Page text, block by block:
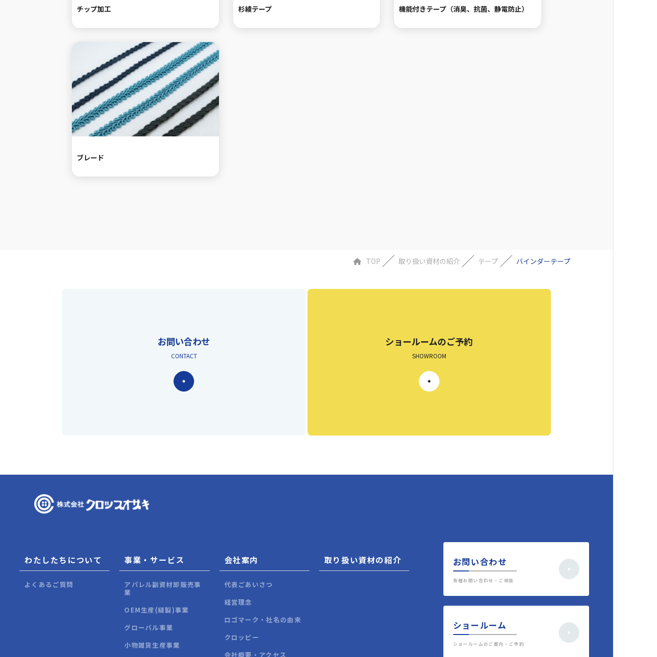
チップ加工 杉綾テープ 機能付きテープ（消臭、抗菌、静電防止）
ブレード
TOP 取り扱い資材の紹介 テープ バインダーテープ
お問い合わせ
CONTACT
ショールームのご予約
SHOWROOM
わたしたちについて
よくあるご質問
事業・サービス
アパレル副資材卸販売事
業
OEM生産(縫製)事業
グローバル事業
小物雑貨生産事業
会社案内
代表ごあいさつ
経営理念
ロゴマーク・社名の由来
クロッピー
会社概要・アクセス
取り扱い資材の紹介 お問い合わせ
各種お問い合わせ・ご相談
ショールーム
ショールームのご案内・ご予約